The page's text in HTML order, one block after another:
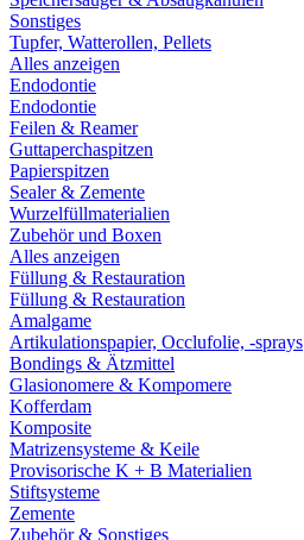
Sonstiges
Tupfer, Watterollen, Pellets
Alles anzeigen
Endodontie
Endodontie
Feilen & Reamer
Guttaperchaspitzen
Papierspitzen
Sealer & Zemente
Wurzelfüllmaterialien
Zubehör und Boxen
Alles anzeigen
Füllung & Restauration
Füllung & Restauration
Amalgame
Artikulationspapier, Occlufolie, -sprays
Bondings & Ätzmittel
Glasionomere & Kompomere
Kofferdam
Komposite
Matrizensysteme & Keile
Provisorische K + B Materialien
Stiftsysteme
Zemente
Zubehör & Sonstiges